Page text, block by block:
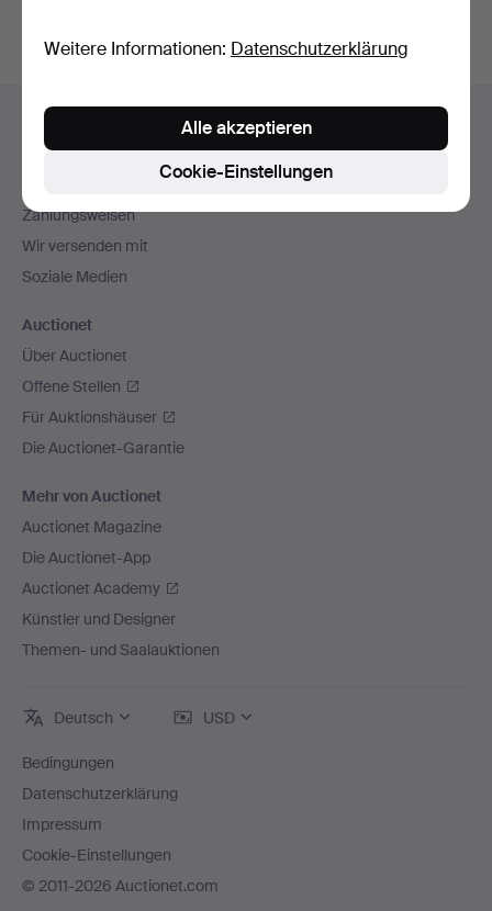
Fußzeilen-
Kontakt mit dem Support aufnehmen
Zahlungsweisen
Wir versenden mit
Soziale Medien
Auctionet
Über Auctionet
Offene Stellen
Für Auktionshäuser
Die Auctionet-Garantie
Mehr von Auctionet
Auctionet Magazine
Die Auctionet-App
Auctionet Academy
Künstler und Designer
Themen- und Saalauktionen
Deutsch USD
Bedingungen
Datenschutzerklärung
Impressum
Cookie-Einstellungen
© 2011-2026 Auctionet.com
Weitere Informationen: Datenschutzerklärung
Cookie-Einstellungen
Alle akzeptieren